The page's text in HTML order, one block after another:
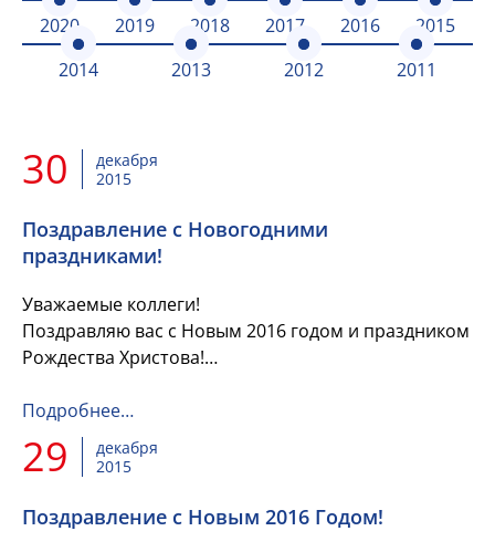
2020
2019 2018 2017 2016
2015
2014
2013 2012 2011
30
декабря
2015
Поздравление с Новогодними
праздниками!
Уважаемые коллеги!
Поздравляю вас с Новым 2016 годом и праздником
Рождества Христова!
свершения, откроет новые горизонты и принесет
успех в профессиональной...
Подробнее…
29
декабря
2015
Поздравление с Новым 2016 Годом!